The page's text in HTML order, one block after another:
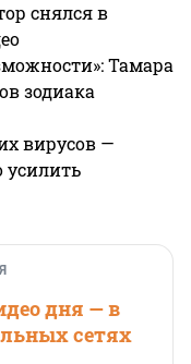
снялся в
Тамара
зодиака
вирусов —
усилить
дня — в
сетях